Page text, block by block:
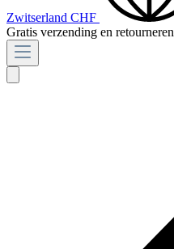
Zwitserland CHF
Gratis verzending en retourneren